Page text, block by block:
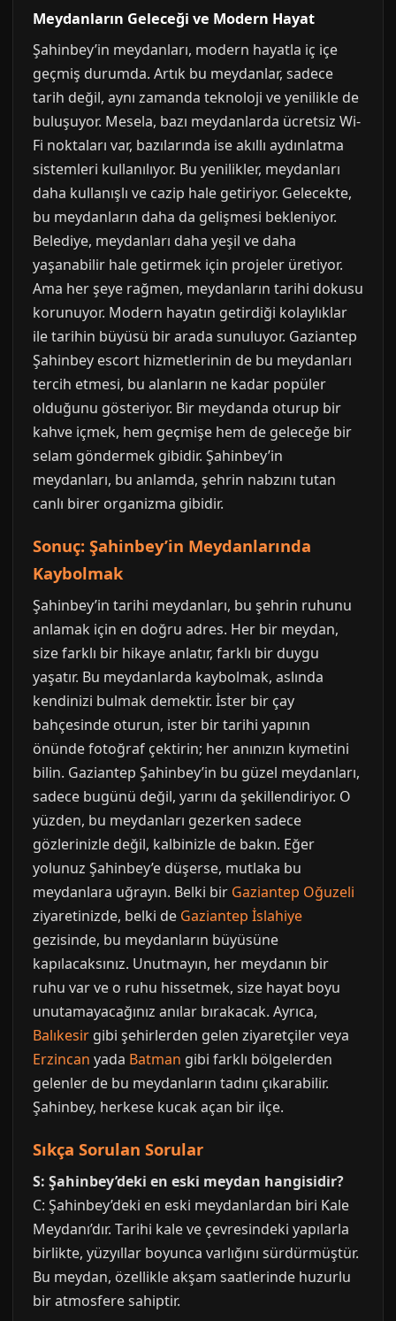
Meydanların Geleceği ve Modern Hayat
Şahinbey’in meydanları, modern hayatla iç içe
geçmiş durumda. Artık bu meydanlar, sadece
tarih değil, aynı zamanda teknoloji ve yenilikle de
buluşuyor. Mesela, bazı meydanlarda ücretsiz Wi-
Fi noktaları var, bazılarında ise akıllı aydınlatma
sistemleri kullanılıyor. Bu yenilikler, meydanları
daha kullanışlı ve cazip hale getiriyor. Gelecekte,
bu meydanların daha da gelişmesi bekleniyor.
Belediye, meydanları daha yeşil ve daha
yaşanabilir hale getirmek için projeler üretiyor.
Ama her şeye rağmen, meydanların tarihi dokusu
korunuyor. Modern hayatın getirdiği kolaylıklar
ile tarihin büyüsü bir arada sunuluyor. Gaziantep
Şahinbey escort hizmetlerinin de bu meydanları
tercih etmesi, bu alanların ne kadar popüler
olduğunu gösteriyor. Bir meydanda oturup bir
kahve içmek, hem geçmişe hem de geleceğe bir
selam göndermek gibidir. Şahinbey’in
meydanları, bu anlamda, şehrin nabzını tutan
canlı birer organizma gibidir.
Sonuç: Şahinbey’in Meydanlarında
Kaybolmak
Şahinbey’in tarihi meydanları, bu şehrin ruhunu
anlamak için en doğru adres. Her bir meydan,
size farklı bir hikaye anlatır, farklı bir duygu
yaşatır. Bu meydanlarda kaybolmak, aslında
kendinizi bulmak demektir. İster bir çay
bahçesinde oturun, ister bir tarihi yapının
önünde fotoğraf çektirin; her anınızın kıymetini
bilin. Gaziantep Şahinbey’in bu güzel meydanları,
sadece bugünü değil, yarını da şekillendiriyor. O
yüzden, bu meydanları gezerken sadece
gözlerinizle değil, kalbinizle de bakın. Eğer
yolunuz Şahinbey’e düşerse, mutlaka bu
meydanlara uğrayın. Belki bir Gaziantep Oğuzeli
ziyaretinizde, belki de Gaziantep İslahiye
gezisinde, bu meydanların büyüsüne
kapılacaksınız. Unutmayın, her meydanın bir
ruhu var ve o ruhu hissetmek, size hayat boyu
unutamayacağınız anılar bırakacak. Ayrıca,
Balıkesir gibi şehirlerden gelen ziyaretçiler veya
Erzincan yada Batman gibi farklı bölgelerden
gelenler de bu meydanların tadını çıkarabilir.
Şahinbey, herkese kucak açan bir ilçe.
Sıkça Sorulan Sorular
S: Şahinbey’deki en eski meydan hangisidir?
C: Şahinbey’deki en eski meydanlardan biri Kale
Meydanı’dır. Tarihi kale ve çevresindeki yapılarla
birlikte, yüzyıllar boyunca varlığını sürdürmüştür.
Bu meydan, özellikle akşam saatlerinde huzurlu
bir atmosfere sahiptir.